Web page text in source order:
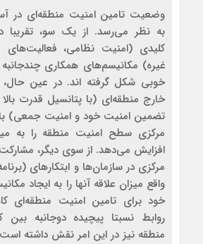
وضعیت تامین امنیت منطقه‌ای در
به نظر می‌رسد. از یک سو، تقریبا
کلیدی (امنیت نظامی،
غیره) مکانیسم‌های همکاری چندجانبه
خوبی شکل گرفته اند. در عین حال،
خارج منطقه‌ای (با پتانسیل قدرت
تضمین امنیت خود و امنیت جمعی)
مرکزی سطح امنیت منطقه را به
افزایش می‌دهد. از سوی دیگر،
مرکزی در سازمان‌ها و ابتکارهای
واقع میزان علاقه آنها را به ایجاد
خود برای تامین امنیت منطقه‌ای
روابط نسبتا پیچیده دوجانبه
منطقه نیز در این امر نقش داشته